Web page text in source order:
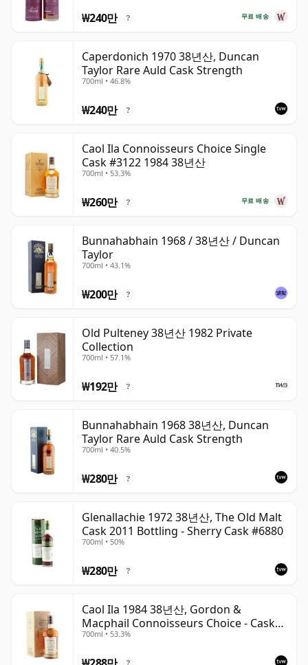
무료 배송
₩240만 ?
Caperdonich 1970 38년산, Duncan
Taylor Rare Auld Cask Strength
700ml • 46.8%
₩240만 ?
Caol Ila Connoisseurs Choice Single
Cask #3122 1984 38년산
700ml • 53.3%
무료 배송
₩260만 ?
Bunnahabhain 1968 / 38년산 / Duncan
Taylor
700ml • 43.1%
₩200만 ?
Old Pulteney 38년산 1982 Private
Collection
700ml • 57.1%
₩192만 ?
Bunnahabhain 1968 38년산, Duncan
Taylor Rare Auld Cask Strength
700ml • 40.5%
₩280만 ?
Glenallachie 1972 38년산, The Old Malt
Cask 2011 Bottling - Sherry Cask #6880
700ml • 50%
₩280만 ?
Caol Ila 1984 38년산, Gordon &
Macphail Connoisseurs Choice - Cask
3122
700ml • 53.3%
?